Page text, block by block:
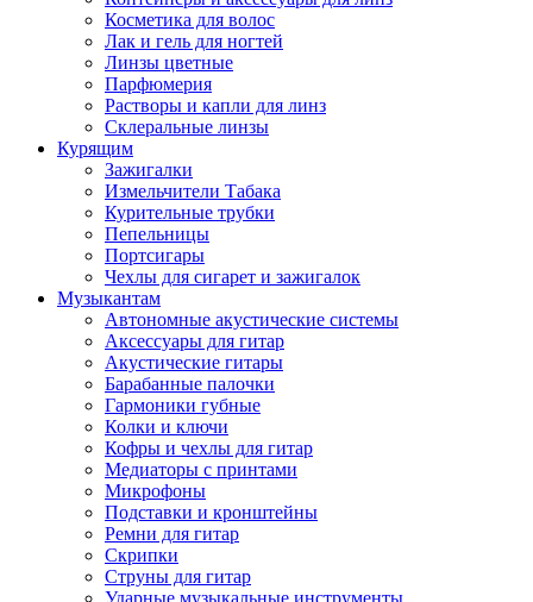
Косметика для волос
Лак и гель для ногтей
Линзы цветные
Парфюмерия
Растворы и капли для линз
Склеральные линзы
Курящим
Зажигалки
Измельчители Табака
Курительные трубки
Пепельницы
Портсигары
Чехлы для сигарет и зажигалок
Музыкантам
Автономные акустические системы
Аксессуары для гитар
Акустические гитары
Барабанные палочки
Гармоники губные
Колки и ключи
Кофры и чехлы для гитар
Медиаторы с принтами
Микрофоны
Подставки и кронштейны
Ремни для гитар
Скрипки
Струны для гитар
Ударные музыкальные инструменты